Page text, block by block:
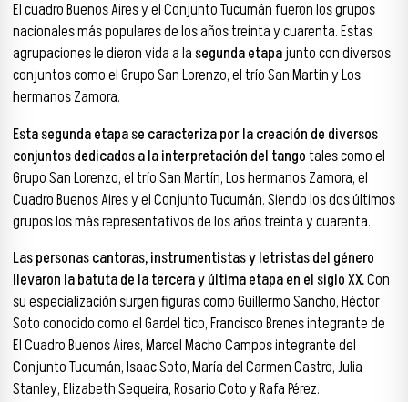
El cuadro Buenos Aires y el Conjunto Tucumán fueron los grupos
nacionales más populares de los años treinta y cuarenta. Estas
agrupaciones le dieron vida a lasegunda etapajunto con diversos
conjuntos como el Grupo San Lorenzo, el trío San Martín y Los
hermanos Zamora.
Esta segunda etapa se caracteriza por la creación de diversos
conjuntos dedicados a la interpretación del tangotales como el
Grupo San Lorenzo, el trío San Martín, Los hermanos Zamora, el
Cuadro Buenos Aires y el Conjunto Tucumán. Siendo los dos últimos
grupos los más representativos de los años treinta y cuarenta.
Las personas cantoras, instrumentistas y letristas del género
llevaron la batuta de la tercera y última etapa en el siglo XX.Con
su especialización surgen figuras como Guillermo Sancho, Héctor
Soto conocido como el Gardel tico, Francisco Brenes integrante de
El Cuadro Buenos Aires, Marcel Macho Campos integrante del
Conjunto Tucumán, Isaac Soto, María del Carmen Castro, Julia
Stanley, Elizabeth Sequeira, Rosario Coto y Rafa Pérez.